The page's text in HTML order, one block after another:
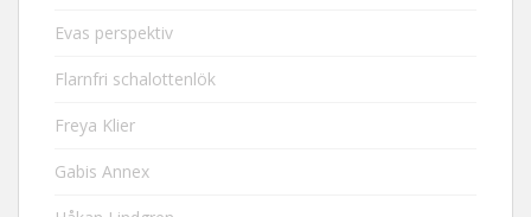
Evas perspektiv
Flarnfri schalottenlök
Freya Klier
Gabis Annex